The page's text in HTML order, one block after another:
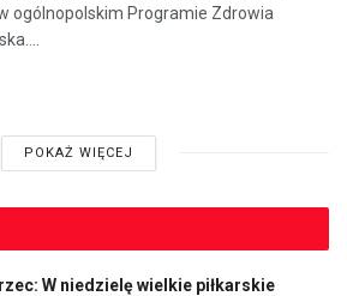
ogólnopolskim Programie Zdrowia
POKAŻ WIĘCEJ
W niedzielę wielkie piłkarskie